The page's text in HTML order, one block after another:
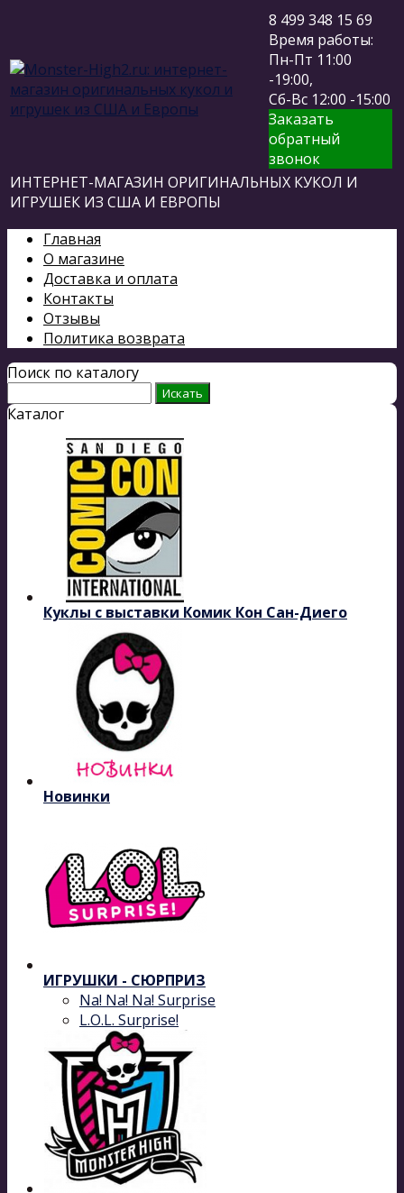
8 499 348 15 69
Время работы:
Пн-Пт 11:00
-19:00,
Сб-Вс 12:00 -15:00
Заказать
обратный
звонок
ИНТЕРНЕТ-МАГАЗИН ОРИГИНАЛЬНЫХ КУКОЛ И
ИГРУШЕК ИЗ США И ЕВРОПЫ
Главная
О магазине
Доставка и оплата
Контакты
Отзывы
Политика возврата
Поиск по каталогу
Каталог
Куклы с выставки Комик Кон Сан-Диего
Новинки
ИГРУШКИ - СЮРПРИЗ
Na! Na! Na! Surprise
L.O.L. Surprise!